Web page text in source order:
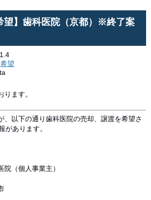
望】歯科医院（京都）※終了案
望
ります。
、以下の通り歯科医院の売却、譲渡を希望さ
があります。
（個人事業主）